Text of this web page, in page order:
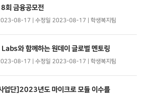
금융공모전
08-17 | 수정일 2023-08-17 | 학생복지팀
와 함께하는 원데이 글로벌 멘토링
08-17 | 수정일 2023-08-17 | 학생복지팀
업단]2023년도 마이크로 모듈 이수를